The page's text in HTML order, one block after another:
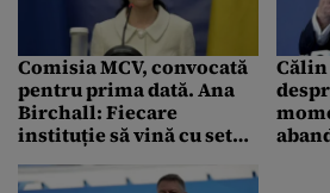
Comisia MCV, convocată
pentru prima dată. Ana
Birchall: Fiecare
instituție să vină cu set
Călin